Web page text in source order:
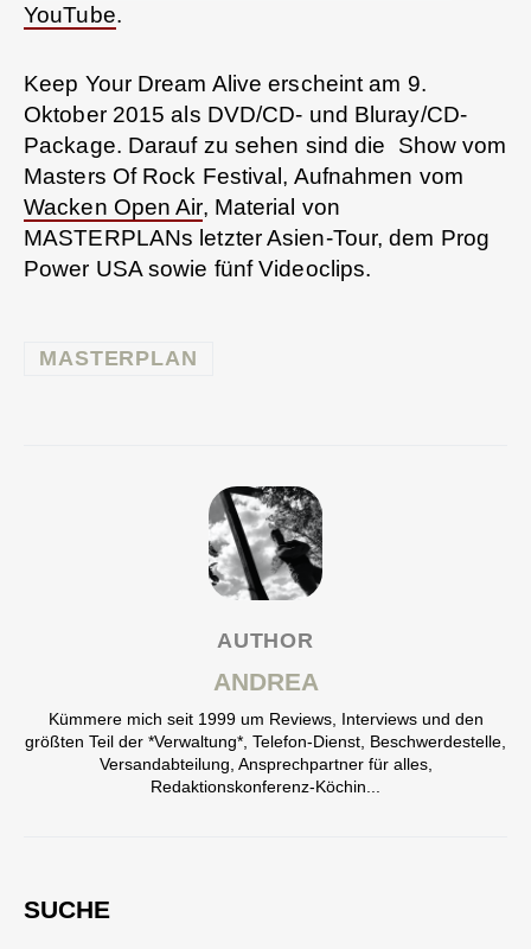
YouTube.
Keep Your Dream Alive erscheint am 9.
Oktober 2015 als DVD/CD- und Bluray/CD-
Package. Darauf zu sehen sind die Show vom
Masters Of Rock Festival, Aufnahmen vom
Wacken Open Air, Material von
MASTERPLANs letzter Asien-Tour, dem Prog
Power USA sowie fünf Videoclips.
MASTERPLAN
AUTHOR
ANDREA
Kümmere mich seit 1999 um Reviews, Interviews und den
größten Teil der *Verwaltung*, Telefon-Dienst, Beschwerdestelle,
Versandabteilung, Ansprechpartner für alles,
Redaktionskonferenz-Köchin...
SUCHE